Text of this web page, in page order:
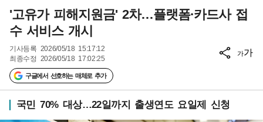
'고유가 피해지원금' 2차…플랫폼·카드사 접
수 서비스 개시
기사등록 2026/05/18 15:17:12
최종수정 2026/05/18 17:02:25
구글에서 선호하는 매체로 추가
가가
국민 70% 대상…22일까지 출생연도 요일제 신청